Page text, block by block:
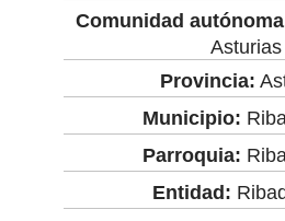
Comunidad
Asturias
Provincia:
Municipio:
Parroquia:
Entidad: